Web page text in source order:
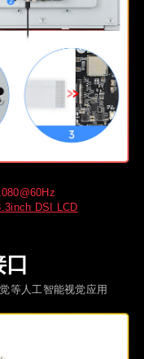
DSI LCD
等人工智能视觉应用